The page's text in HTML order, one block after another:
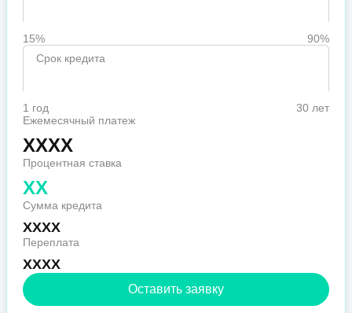
15%
90%
Срок кредита
1 год
30 лет
Ежемесячный платеж
XXXX
Процентная ставка
XX
Сумма кредита
XXXX
Переплата
XXXX
Оставить заявку